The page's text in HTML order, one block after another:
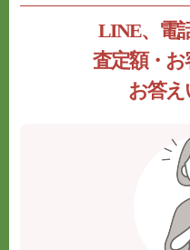
LINE、電
査定額・
お答